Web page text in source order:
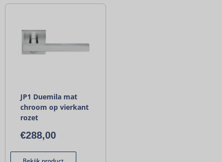
JP1 Duemila mat
chroom op vierkant
rozet
€288,00